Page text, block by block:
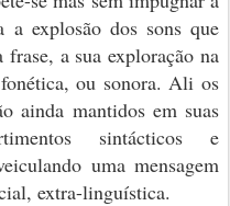
a explosão dos sons que
a sua exploração na
ou sonora. Ali os
ainda mantidos em suas
sintácticos e
uma mensagem
extra-linguística.